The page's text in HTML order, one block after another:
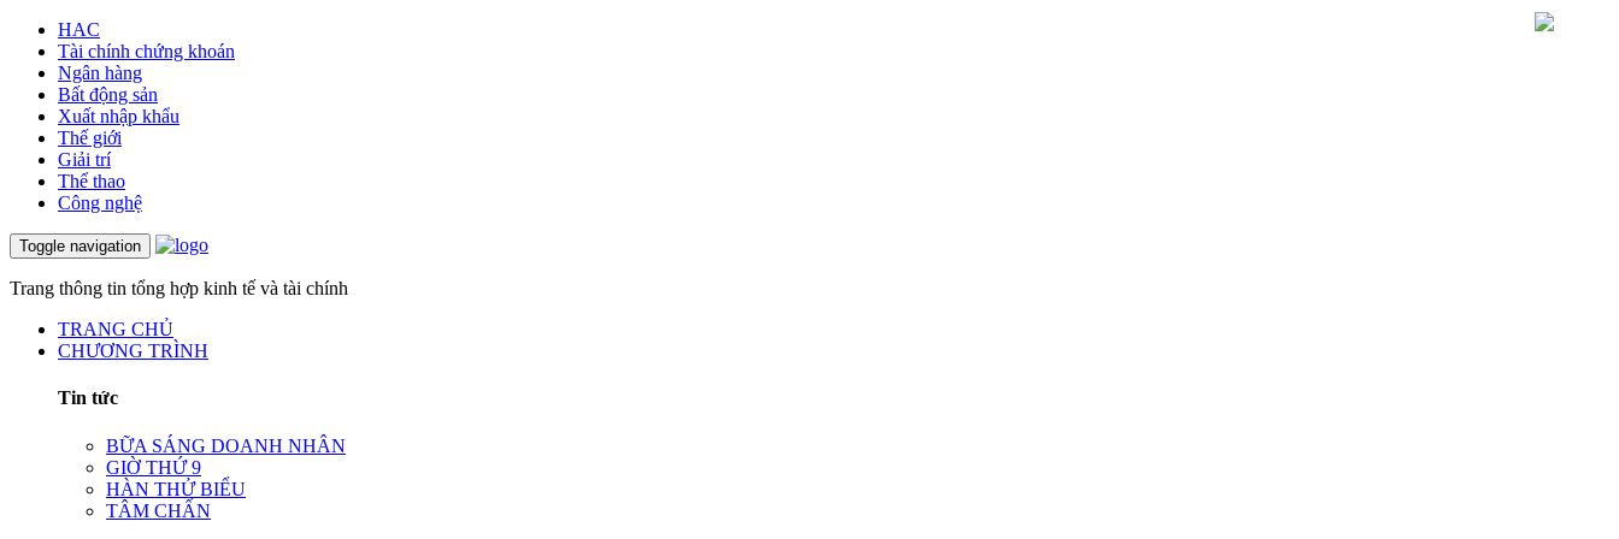
HAC
Tài chính chứng khoán
Ngân hàng
Bất động sản
Xuất nhập khẩu
Thế giới
Giải trí
Thể thao
Công nghệ
Toggle navigation
Trang thông tin tổng hợp kinh tế và tài chính
TRANG CHỦ
CHƯƠNG TRÌNH
Tin tức
BỮA SÁNG DOANH NHÂN
GIỜ THỨ 9
HÀN THỬ BIỂU
TÂM CHẤN